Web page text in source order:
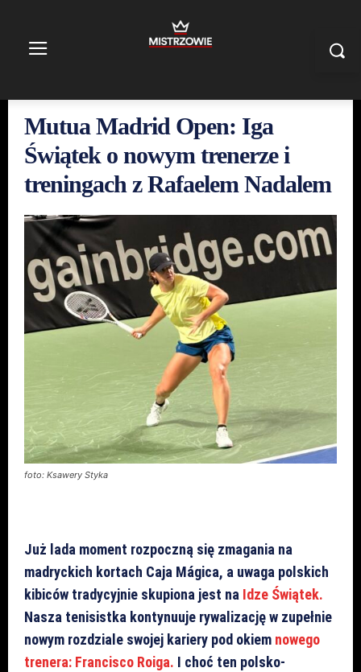
Mutua Madrid Open: Iga
Świątek o nowym trenerze i
treningach z Rafaelem Nadalem
foto: Ksawery Styka
Już lada moment rozpoczną się zmagania na
madryckich kortach Caja Mágica, a uwaga polskich
kibiców tradycyjnie skupiona jest na Idze Świątek.
Nasza tenisistka kontynuuje rywalizację w zupełnie
nowym rozdziale swojej kariery pod okiem nowego
trenera: Francisco Roiga. I choć ten polsko-